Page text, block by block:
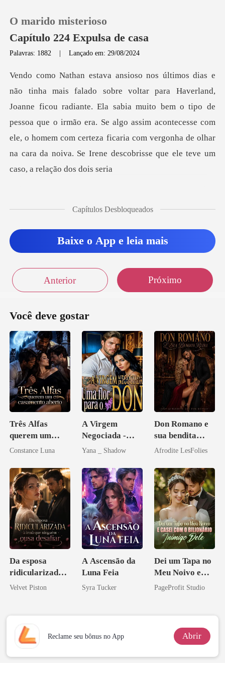
0
Loja
O marido misterioso
Capítulo 224 Expulsa de casa
Palavras: 1882 |Lançado em: 29/08/2024
radiante. Ela sabia muito bem o tipo de
pessoa que o irmão era. Se algo assim acontecesse com
ele, o homem com certe
Capítulos Desbloqueados
Baixe o App e leia mais
Anterior Próximo
Você deve gostar
Três Alfas
querem um
casamento
Constance Luna
A Virgem
Negociada -
Uma flor para o
Yana _ Shadow
Don Romano e
sua bendita
ruína
Afrodite LesFolies
Da esposa
ridicularizada à
irmã que
Velvet Piston
A Ascensão da
Luna Feia
Syra Tucker
Dei um Tapa no
Meu Noivo e
Casei com o
PageProfit Studio
Reclame seu bônus no App Abrir